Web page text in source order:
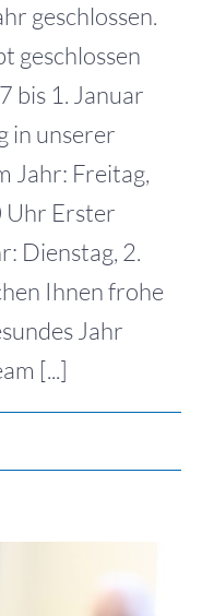
geschlossen.
geschlossen
bis 1. Januar
in unserer
Jahr: Freitag,
Uhr Erster
Dienstag, 2.
Ihnen frohe
Jahr
[...]